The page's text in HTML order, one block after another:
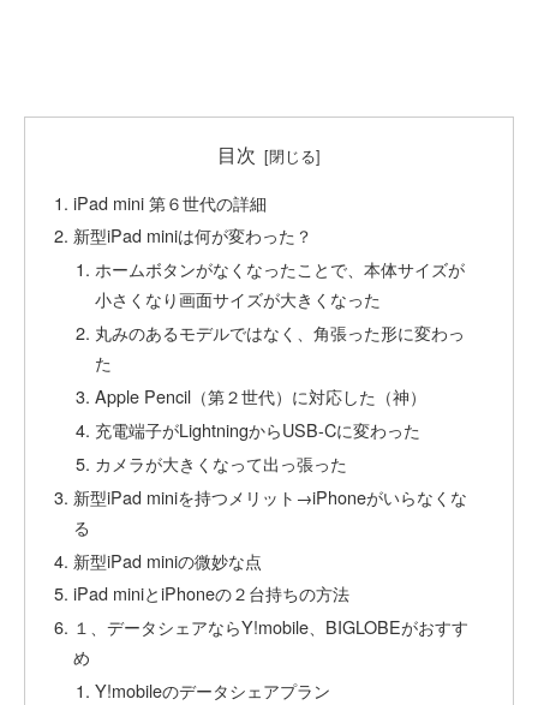
目次
iPad mini 第６世代の詳細
新型iPad miniは何が変わった？
ホームボタンがなくなったことで、本体サイズが
小さくなり画面サイズが大きくなった
丸みのあるモデルではなく、角張った形に変わっ
た
Apple Pencil（第２世代）に対応した（神）
充電端子がLightningからUSB-Cに変わった
カメラが大きくなって出っ張った
新型iPad miniを持つメリット→iPhoneがいらなくな
る
新型iPad miniの微妙な点
iPad miniとiPhoneの２台持ちの方法
１、データシェアならY!mobile、BIGLOBEがおすす
め
Y!mobileのデータシェアプラン